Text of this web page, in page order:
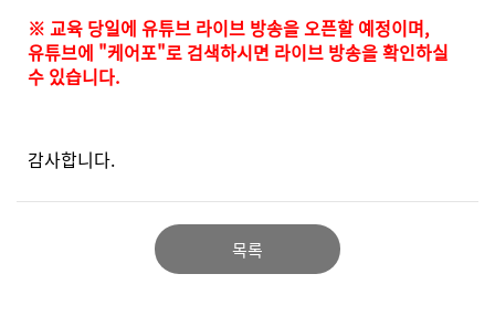
※ 교육 당일에 유튜브 라이브 방송을 오픈할 예정이며,
유튜브에 "케어포"로 검색하시면 라이브 방송을 확인하실
수 있습니다.
감사합니다.
목록